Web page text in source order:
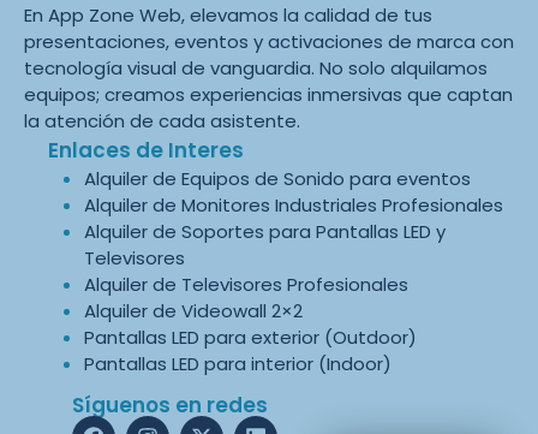
En App Zone Web, elevamos la calidad de tus
presentaciones, eventos y activaciones de marca con
tecnología visual de vanguardia. No solo alquilamos
equipos; creamos experiencias inmersivas que captan
la atención de cada asistente.
Enlaces de Interes
Alquiler de Equipos de Sonido para eventos
Alquiler de Monitores Industriales Profesionales
Alquiler de Soportes para Pantallas LED y
Televisores
Alquiler de Televisores Profesionales
Alquiler de Videowall 2×2
Pantallas LED para exterior (Outdoor)
Pantallas LED para interior (Indoor)
Síguenos en redes